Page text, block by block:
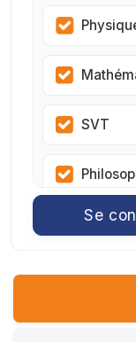
SVT
SI
Anglais
Se